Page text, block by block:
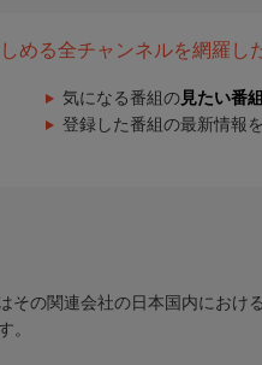
める全チャンネルを網羅し
気になる番組の 見たい番組
登録した番組の最新情報
の関連会社の日本国内におけ
。